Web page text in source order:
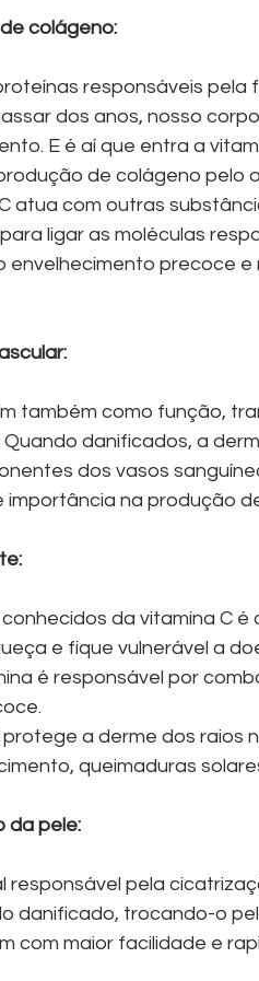
colágeno:
responsáveis
dos anos, nosso
E é aí que entra a
de colágeno pelo
atua com outras
ligar as moléculas
envelhecimento precoce
também como função,
danificados, a
dos vasos
importância na produção
da vitamina C
e fique vulnerável a
é responsável por
a derme dos raios
queimaduras
da pele:
responsável pela
danificado, trocando-o
com maior facilidade e